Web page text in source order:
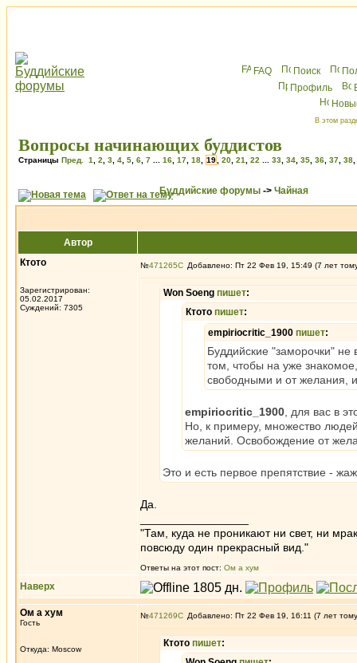
FAQ Поиск
Профиль
В этом
Вопросы начинающих буддистов
Страницы Пред. 1 2 3 4 5 6 7 16 17 18 19 20 21 22 33 34 35 36 37 38
Буддийские форумы -> Чайная
Автор
Ктото
Зарегистрирован:
05.02.2017
Суждений: 7305
№471265 Добавлено: Пт 22 Фев 19, 15:49 (7 лет
Won Soeng пишет:
Ктото пишет:
empiriocritic_1900 пишет:
Буддийские "заморочки"
том, чтобы на уже
свободными и от желания,
empiriocritic_1900 , для вас в
Но, к примеру, множество
желаний. Освобождение от
Это и есть первое препятствие -
Да.
"Там, куда не проникают ни свет, ни
повсюду один прекрасный вид."
Ответы на этот пост: Ом а хум
Наверх
Ом а хум
Гость
Откуда: Moscow
№471269 Добавлено: Пт 22 Фев 19, 16:11 (7 лет
Ктото пишет: